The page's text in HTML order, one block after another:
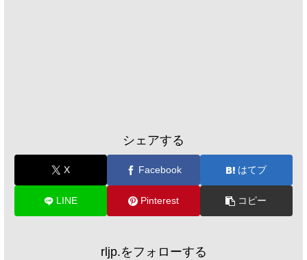
シェアする
X Facebook はてブ
LINE Pinterest コピー
rljp.をフォローする